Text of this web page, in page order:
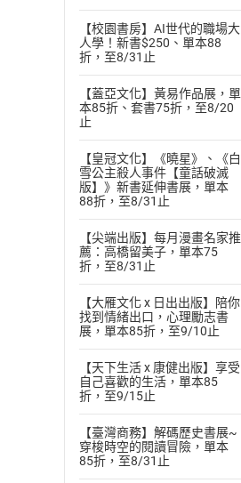
【校園書房】AI世代的職場大
人學！新書$250、單本88
折，至8/31止
【蓋亞文化】黃易作品展，單
本85折、套書75折，至8/20
止
【皇冠文化】《曉星》、《白
雪公主殺人事件【童話破滅
版】》新書延伸書展，單本
88折，至8/31止
【尖端出版】每月漫畫名家推
薦：高橋留美子，單本75
折，至8/31止
【大雁文化 x 日出出版】陪你
找到情緒出口，心理勵志書
展，單本85折，至9/10止
【天下生活 x 康健出版】享受
自己喜歡的生活，單本85
折，至9/15止
【臺灣商務】解碼歷史書展~
穿梭時空的閱讀冒險，單本
85折，至8/31止